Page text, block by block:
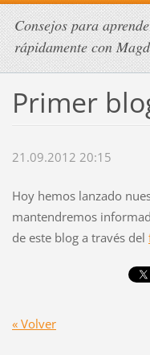
Consejos para
rápidamente con
Primer
21.09.2012 20:15
Hoy hemos lanzado
mantendremos
de este blog a través del
« Volver